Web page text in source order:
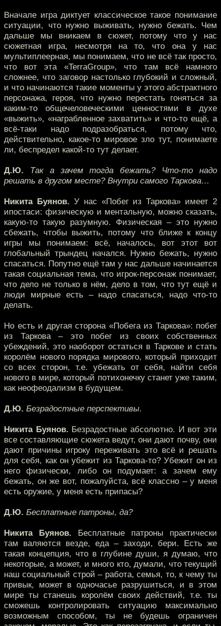
Вначале игра диктует классическое такое понимание
ситуации, что нужно выживать, нужно бежать. Чем
дальше мы вникаем в сюжет, потому что у нас
сюжетная игра, несмотря на то, что она у нас
мультиплеерная, мы понимаем, что не всё так просто,
что вот эта «TerraGroup», что там всё намного
сложнее, что заговор настолько глубокий и сложный,
и что начинаются такие моменты у этого абстрактного
персонажа, героя, что нужно перестать гоняться за
каким-то общечеловеческими ценностями в духе
«выжить», «награбленное захватить» и что-то ещё, а
всё-таки надо подразобраться, потому что,
действительно, какое-то мировое зло тут, понимаете
ли, беспредел какой-то тут делает.
Д.Ю. Так а зачем тогда бежать? Что-то надо
решать в другом месте? Внутри самого Таркова…
Никита Буянов. У нас «Побег из Таркова» имеет 2
ипостаси: физическую и ментальную, можно сказать,
какую-то такую разумную. Физическая – это нужно
сбежать, чтобы выжить, потому что ближе к концу
игры мы понимаем: всё, началось, вот этот вот
глобальный трындец начался. Нужно бежать, нужно
спасаться. Попутно ещё там у нас дальше начинается
такая социальная тема, что игрок-персонаж понимает,
что дело не только в нём, дело в том, что тут ещё и
люди мирные есть – надо спасаться, надо что-то
делать.
Но есть и другая сторона «Побега из Таркова»: побег
из Таркова – это побег из своих собственных
убеждений, это наоборот остаться в Таркове и стать
королём нового порядка мирового, который приходит
со всех сторон, т.е. убежать от себя, найти себя
нового в мире, который потихонечку станет уже таким,
как неофеодализм в будущем.
Д.Ю. Безрадостные перспективы.
Никита Буянов. Безрадостные абсолютно. И вот эти
все составляющие сюжета ведут, они дают почву, они
дают причины игроку переживать это всё и решать
для себя, как он убежит из Таркова-то? Убежит он из
него физически, либо он подумает: а зачем ему
бежать, он же вот, пожалуйста, всё классно – у меня
есть оружие, у меня есть припасы?
Д.Ю. Бесплатные патроны, да?
Никита Буянов. Бесплатные патроны практически
там валяются везде, еда – заходи, бери. Есть же
такая концепция, что в глубине души, я думаю, что
некоторые, а может, и много кто, думали, что текущий
наш социальный строй – работа, семья, то, к чему ты
привык, может в одночасье разрушиться, и в этом
мире ты станешь королём своих действий, т.е. ты
сможешь контролировать ситуацию максимально
возможным способом, ты не будешь ограничен